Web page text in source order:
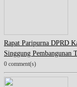
Rapat Paripurna DPRD
Singgung Pembangunan
0 comment(s)